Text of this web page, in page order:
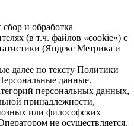
и обработка
(в т.ч. файлов «cookie») с
(Яндекс Метрика и
далее по тексту Политики
данные.
персональных данных,
принадлежности,
или философских
не осуществляется.